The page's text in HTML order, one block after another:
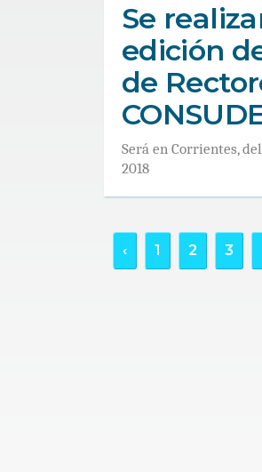
Se
edición
de
Será en Corrientes,
2018
‹ 1 2 3